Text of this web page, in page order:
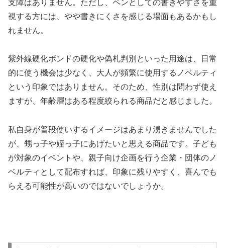
支障はありません。ただし、ペンとしての書きやすさを重
視する方には、やや書きにくさを感じる場面もあるかもし
れません。
紫外線硬化ボンドの硬化や偽札判別といった用途は、日常
的に使う機会は少なく、大人が頻繁に使用するノベルティ
という印象ではありません。そのため、性別は問わず使え
ますが、年齢層はある程度絞られる商品だと感じました。
私自身が普段使いするイメージはあまり湧きませんでした
が、甥っ子や姪っ子にあげたいと思える商品です。子ども
が対象のイベントや、親子向け企画を行う企業・団体のノ
ベルティとして配布すれば、印象に残りやすく、喜んでも
らえる可能性が高いのではないでしょうか。